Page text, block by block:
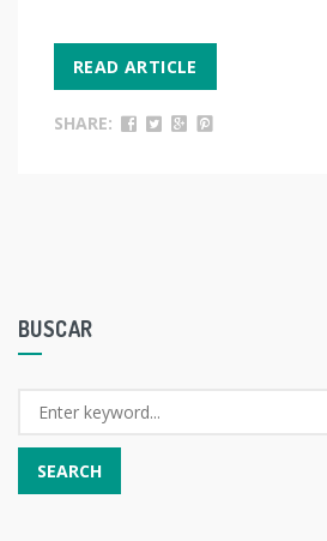
READ ARTICLE
SHARE:
BUSCAR